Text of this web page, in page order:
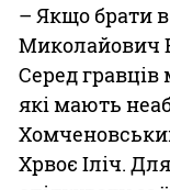
– Якщо брати
Миколайович
Серед
які мають
Хрвоє Іліч.